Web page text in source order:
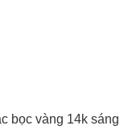
bọc vàng 14k sáng